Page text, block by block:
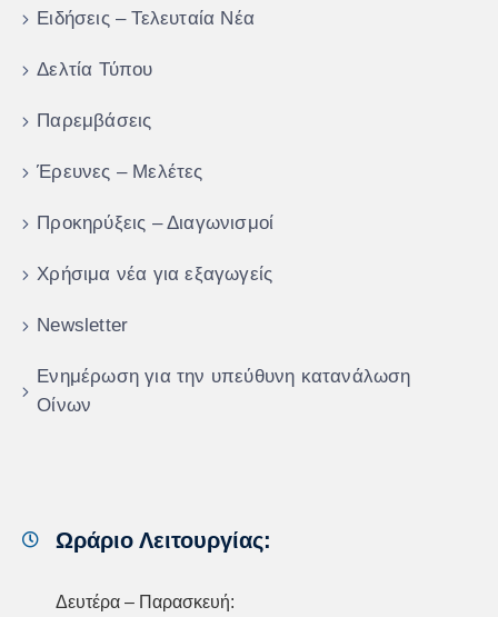
Ειδήσεις – Τελευταία Νέα
Δελτία Τύπου
Παρεμβάσεις
Έρευνες – Μελέτες
Προκηρύξεις – Διαγωνισμοί
Χρήσιμα νέα για εξαγωγείς
Newsletter
Ενημέρωση για την υπεύθυνη κατανάλωση
Οίνων
Ωράριο Λειτουργίας:
Δευτέρα – Παρασκευή: